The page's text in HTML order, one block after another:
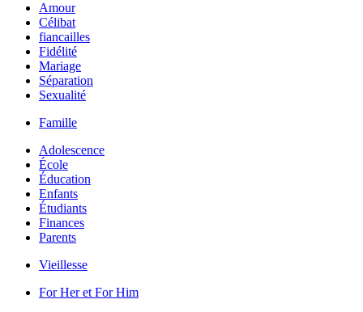
Amour
Célibat
fiancailles
Fidélité
Mariage
Séparation
Sexualité
Famille
Adolescence
École
Éducation
Enfants
Étudiants
Finances
Parents
Vieillesse
For Her et For Him